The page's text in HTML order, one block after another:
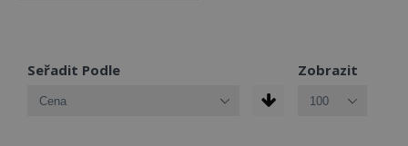
Seřadit Podle Zobrazit